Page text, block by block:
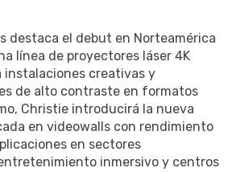
destaca el debut en Norteamérica
línea de proyectores láser 4K
instalaciones creativas y
de alto contraste en formatos
Christie introducirá la nueva
en videowalls con rendimiento
en sectores
inmersivo y centros